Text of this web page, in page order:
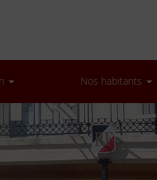
Nos habitants